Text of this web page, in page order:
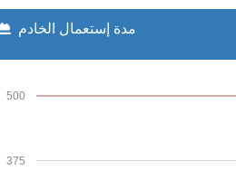
مدة إستعمال الخادم
375
500